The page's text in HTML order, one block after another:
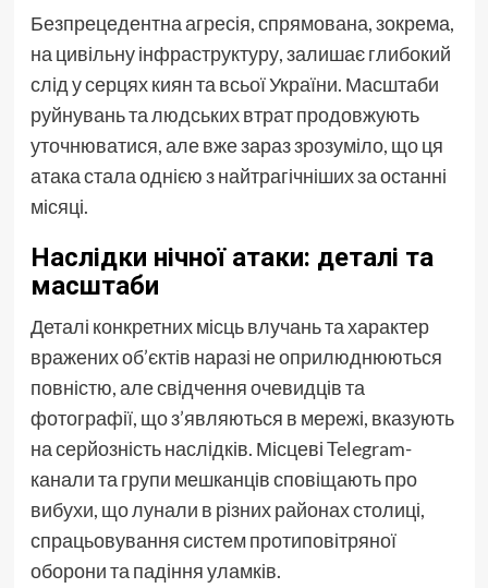
Безпрецедентна агресія, спрямована, зокрема,
на цивільну інфраструктуру, залишає глибокий
слід у серцях киян та всьої України. Масштаби
руйнувань та людських втрат продовжують
уточнюватися, але вже зараз зрозуміло, що ця
атака стала однією з найтрагічніших за останні
місяці.
Наслідки нічної атаки: деталі та
масштаби
Деталі конкретних місць влучань та характер
вражених об’єктів наразі не оприлюднюються
повністю, але свідчення очевидців та
фотографії, що з’являються в мережі, вказують
на серйозність наслідків. Місцеві Telegram-
канали та групи мешканців сповіщають про
вибухи, що лунали в різних районах столиці,
спрацьовування систем протиповітряної
оборони та падіння уламків.